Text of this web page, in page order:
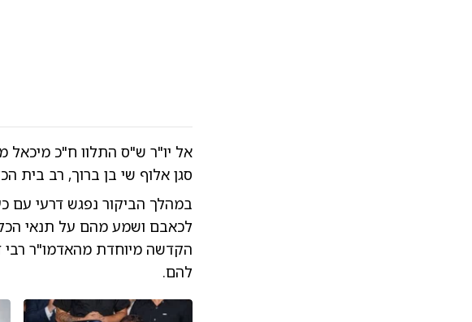
אל יו"ר ש"ס התלוו ח"כ מיכאל
סגן אלוף שי בן ברוך, רב בית
במהלך הביקור נפגש דרעי עם
לכאבם ושמע מהם על תנאי
הקדשה מיוחדת מהאדמו"ר רבי
להם.